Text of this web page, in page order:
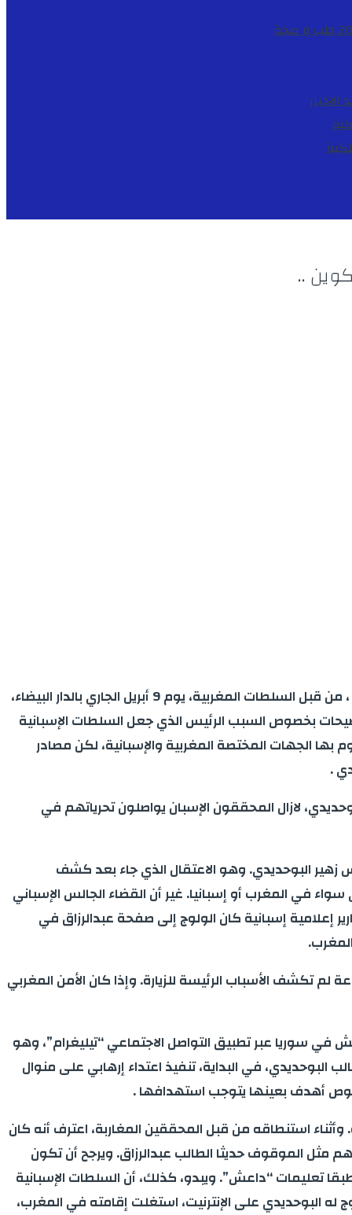
طب و صحة
الاخبار
..
بعد مرور أكثر من أسبوعين على اعتقال الجهادي المشتبه فيه ، زهير البوحديدي (23 عاما)، المهاجر والطالب بجامعة إشبيلية ، من قبل السلطات المغربية، يوم 9 أبريل الجاري بالدار البيضاء،
بخصوص السبب الرئيس الذي جعل السلطات الإسبانية
بها الجهات المختصة المغربية والإسبانية، لكن مصادر
.
لازال المحققون الإسبان يواصلون تحرياتهم في
عاما) بمدينة إشبيلية صديق للمتهم الرئيس زهير البوحديدي. وهو الاعتقال الذي جاء بعد كشف
في المغرب أو إسبانيا. غير أن القضاء الجالس الإسباني
إعلامية إسبانية كان الولوج إلى صفحة عبدالرزاق في
لم تكشف الأسباب الرئيسة للزيارة. وإذا كان الأمن المغربي
في سوريا عبر تطبيق التواصل الاجتماعي “تيليغرام”، وهو
البوحديدي، في البداية، تنفيذ اعتداء إرهابي على منوال
أهدف بعينها يتوجب استهدافها .
وأثناء استنطاقه من قبل المحققين المغاربة، اعترف أنه كان
مثل الموقوف حديثا الطالب عبدالرزاق. ويرجح أن تكون
تعليمات “داعش”. ويبدو، كذلك، أن السلطات الإسبانية
البوحديدي على الإنترنيت، استغلت إقامته في المغرب،